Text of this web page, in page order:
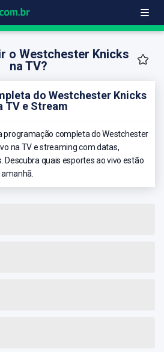
o Westchester Knicks
na TV?
do Westchester Knicks
TV e Stream
programação completa do Westchester
na TV e streaming com datas,
Descubra quais esportes ao vivo estão